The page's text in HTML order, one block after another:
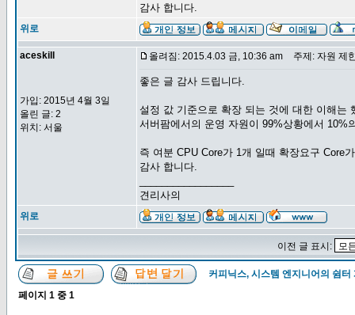
감사 합니다.
위로
aceskill
가입: 2015년 4월 3일
올린 글: 2
위치: 서울
올려짐: 2015.4.03 금, 10:36 am 주제: 자원 제
좋은 글 감사 드립니다.
설정 값 기준으로 확장 되는 것에 대한 이해는
서버팜에서의 운영 자원이 99%상황에서
즉 여분 CPU Core가 1개 일때 확장요구 Core
감사 합니다.
견리사의
위로
이전 글 표시:
커피닉스, 시스템 엔지니어의 쉼터
페이지 1 중 1